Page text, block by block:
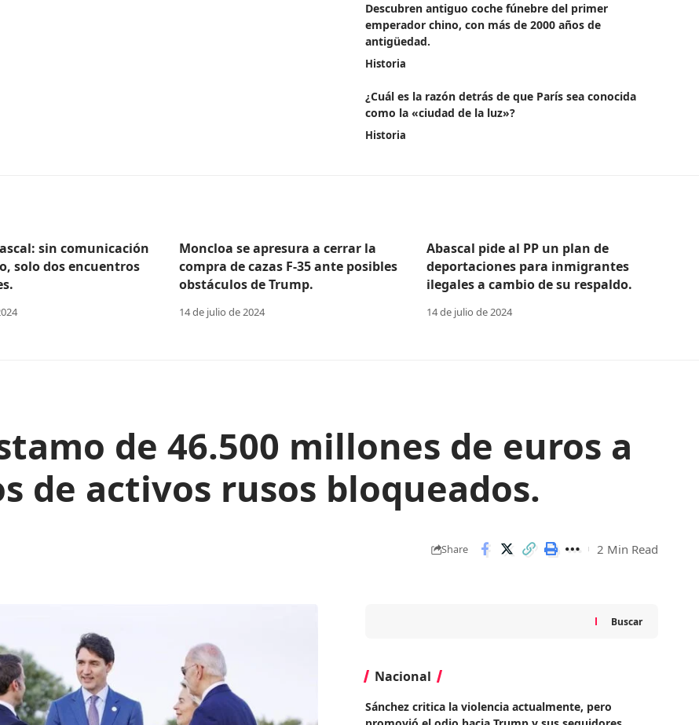
Descubren antiguo coche fúnebre del primer
emperador chino, con más de 2000 años de
antigüedad.
Historia
¿Cuál es la razón detrás de que París sea conocida
como la «ciudad de la luz»?
Historia
sin comunicación
solo dos encuentros
Moncloa se apresura a cerrar la
compra de cazas F-35 ante posibles
obstáculos de Trump.
14 de julio de 2024
Abascal pide al PP un plan de
deportaciones para inmigrantes
ilegales a cambio de su respaldo.
14 de julio de 2024
de 46.500 millones de euros a
de activos rusos bloqueados.
Share 2 Min Read
Buscar
Nacional
Sánchez critica la violencia actualmente, pero